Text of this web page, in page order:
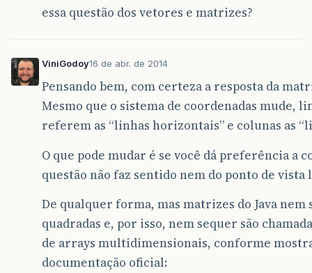
essa questão dos vetores e matrizes?
ViniGodoy16 de abr. de 2014
Pensando bem, com certeza a resposta da
Mesmo que o sistema de coordenadas mude,
referem as “linhas horizontais” e colunas as
O que pode mudar é se você dá preferência a
questão não faz sentido nem do ponto de
De qualquer forma, mas matrizes do Java nem
quadradas e, por isso, nem sequer são
de arrays multidimensionais, conforme
documentação oficial: